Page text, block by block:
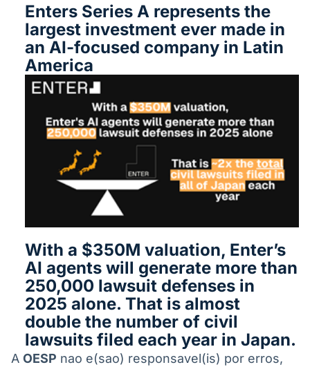
Enters Series A represents the
largest investment ever made in
an AI-focused company in Latin
America
With a $350M valuation, Enter’s
AI agents will generate more than
250,000 lawsuit defenses in
2025 alone. That is almost
double the number of civil
lawsuits filed each year in Japan.
A OESP nao e(sao) responsavel(is) por erros,